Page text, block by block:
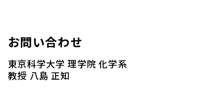
お問い合わせ
東京科学大学 理学院 化学系
教授 八島 正知